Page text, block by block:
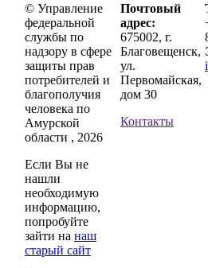
© Управление
федеральной
службы по
надзору в сфере
защиты прав
потребителей и
благополучия
человека по
Амурской
области , 2026
Если Вы не
нашли
необходимую
информацию,
попробуйте
зайти на наш
старый сайт
Почтовый
адрес:
675002, г.
Благовещенск,
ул.
Первомайская,
дом 30
Контакты